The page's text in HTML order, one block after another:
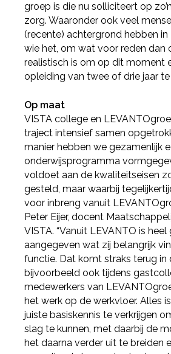
groep is die nu solliciteert op
zorg. Waaronder ook veel
(recente) achtergrond hebben
wie het, om wat voor reden dan
realistisch is om op dit moment
opleiding van twee of drie jaar te
Op maat
VISTA college en
traject intensief samen
manier hebben we gezamenlijk
onderwijsprogramma
voldoet aan de kwaliteitseisen
gesteld, maar waarbij
voor inbreng vanuit
Peter Eijer, docent
VISTA. “Vanuit LEVANTO is heel
aangegeven wat zij belangrijk
functie. Dat komt straks terug in
bijvoorbeeld ook tijdens
medewerkers van
het werk op de werkvloer. Alles
juiste basiskennis te verkrijgen
slag te kunnen, met daarbij de
het daarna verder uit te breiden